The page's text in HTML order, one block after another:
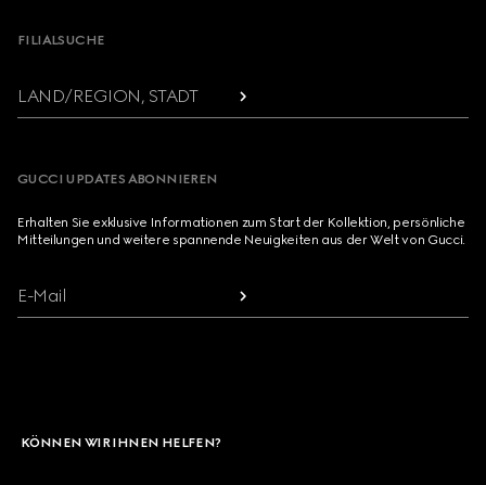
FILIALSUCHE
LAND/REGION, STADT
GUCCI UPDATES ABONNIEREN
Erhalten Sie exklusive Informationen zum Start der Kollektion, persönliche
Mitteilungen und weitere spannende Neuigkeiten aus der Welt von Gucci.
E-Mail
KÖNNEN WIR IHNEN HELFEN?